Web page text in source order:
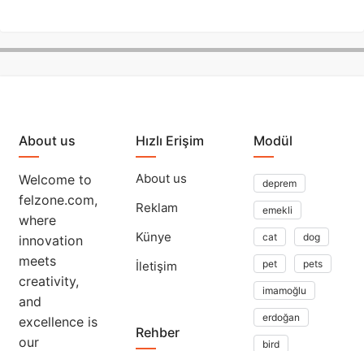
About us
Welcome to
felzone.com,
where
innovation
meets
creativity,
and
excellence is
our
Hızlı Erişim
About us
Reklam
Künye
İletişim
Rehber
Modül
deprem
emekli
cat dog
pet pets
imamoğlu
erdoğan
bird